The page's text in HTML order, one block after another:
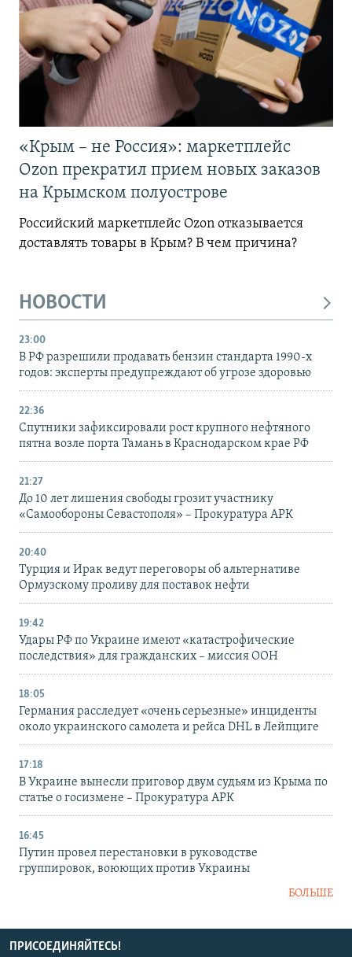
«Крым – не Россия»: маркетплейс
Ozon прекратил прием новых заказов
на Крымском полуострове
Российский маркетплейс Ozon отказывается
доставлять товары в Крым? В чем причина?
НОВОСТИ
23:00
В РФ разрешили продавать бензин стандарта 1990-х
годов: эксперты предупреждают об угрозе здоровью
22:36
Спутники зафиксировали рост крупного нефтяного
пятна возле порта Тамань в Краснодарском крае РФ
21:27
До 10 лет лишения свободы грозит участнику
«Самообороны Севастополя» – Прокуратура АРК
20:40
Турция и Ирак ведут переговоры об альтернативе
Ормузскому проливу для поставок нефти
19:42
Удары РФ по Украине имеют «катастрофические
последствия» для гражданских – миссия ООН
18:05
Германия расследует «очень серьезные» инциденты
около украинского самолета и рейса DHL в Лейпциге
17:18
В Украине вынесли приговор двум судьям из Крыма по
статье о госизмене – Прокуратура АРК
16:45
Путин провел перестановки в руководстве
группировок, воюющих против Украины
БОЛЬШЕ
ПРИСОЕДИНЯЙТЕСЬ!